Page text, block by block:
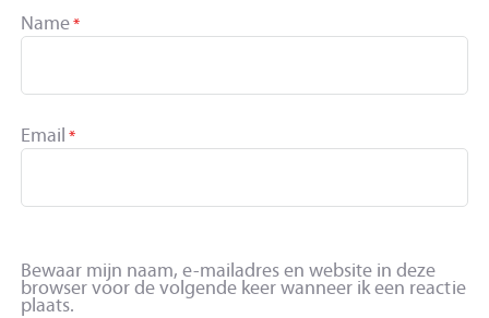
Name*
Email *
Bewaar mijn naam, e-mailadres en website in deze
browser voor de volgende keer wanneer ik een reactie
plaats.